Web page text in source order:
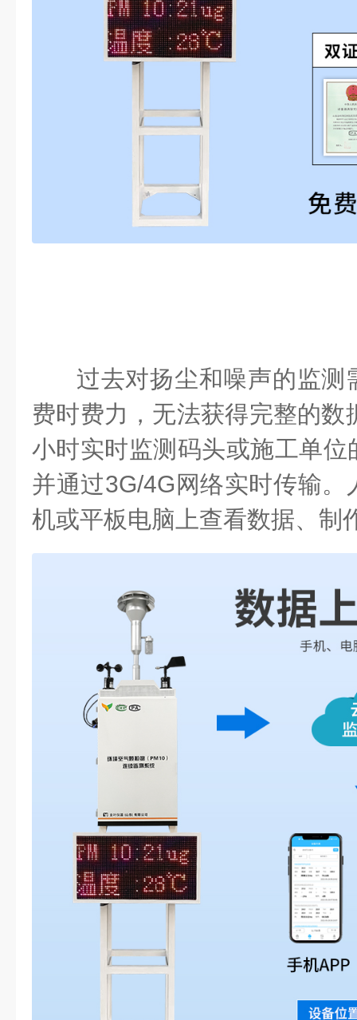
过去对扬尘和噪声的监测
费时费力，无法获得完整的数
小时实时监测码头或施工单
并通过3G/4G网络实时传输
机或平板电脑上查看数据、制